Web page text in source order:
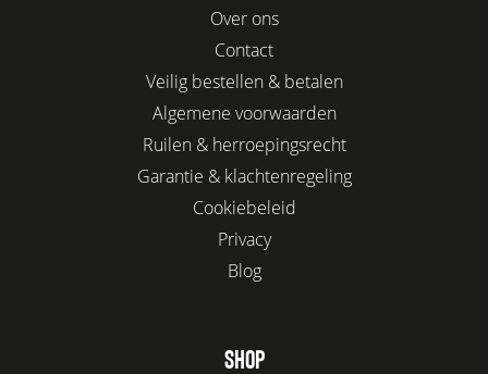
Over ons
Contact
Veilig bestellen & betalen
Algemene voorwaarden
Ruilen & herroepingsrecht
Garantie & klachtenregeling
Cookiebeleid
Privacy
Blog
SHOP